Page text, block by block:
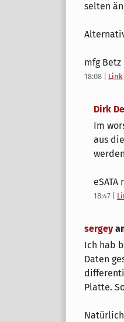
selten
mfg Betz
18:08 Link
Dirk
Im
aus
18:47
sergey
Ich hab
Daten
Platte.